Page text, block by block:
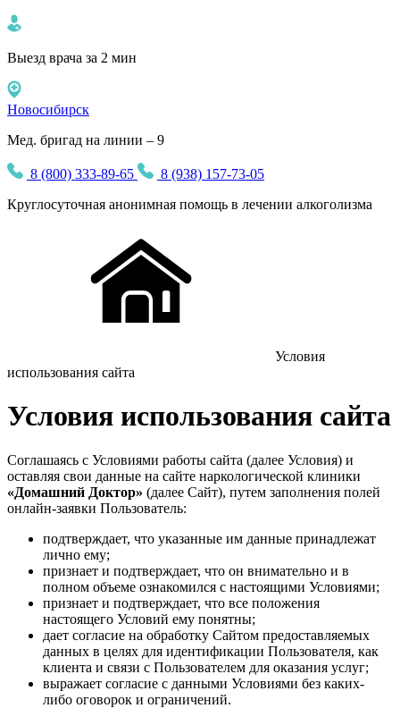
Выезд врача за 2 мин
Новосибирск
Мед. бригад на линии – 9
8 (800) 333-89-65
8 (938) 157-73-05
Круглосуточная анонимная помощь в лечении алкоголизма
Условия
использования сайта
Условия использования сайта
Соглашаясь с Условиями работы сайта (далее Условия) и
оставляя свои данные на сайте наркологической клиники
«Домашний Доктор» (далее Сайт), путем заполнения полей
онлайн-заявки Пользователь:
подтверждает, что указанные им данные принадлежат
лично ему;
признает и подтверждает, что он внимательно и в
полном объеме ознакомился с настоящими Условиями;
признает и подтверждает, что все положения
настоящего Условий ему понятны;
дает согласие на обработку Сайтом предоставляемых
данных в целях для идентификации Пользователя, как
клиента и связи с Пользователем для оказания услуг;
выражает согласие с данными Условиями без каких-
либо оговорок и ограничений.